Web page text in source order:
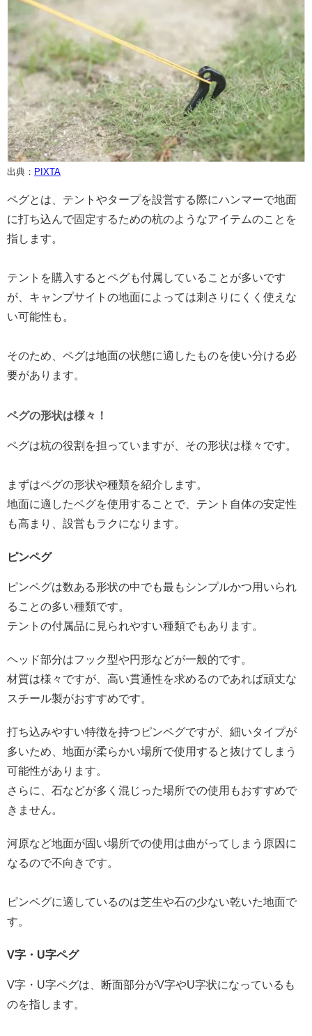
出典： PIXTA
ペグとは、テントやタープを設営する際にハンマーで地面
に打ち込んで固定するための杭のようなアイテムのことを
指します。
テントを購入するとペグも付属していることが多いです
が、キャンプサイトの地面によっては刺さりにくく使えな
い可能性も。
そのため、ペグは地面の状態に適したものを使い分ける必
要があります。
ペグの形状は様々！
ペグは杭の役割を担っていますが、その形状は様々です。
まずはペグの形状や種類を紹介します。
地面に適したペグを使用することで、テント自体の安定性
も高まり、設営もラクになります。
ピンペグ
ピンペグは数ある形状の中でも最もシンプルかつ用いられ
ることの多い種類です。
テントの付属品に見られやすい種類でもあります。
ヘッド部分はフック型や円形などが一般的です。
材質は様々ですが、高い貫通性を求めるのであれば頑丈な
スチール製がおすすめです。
打ち込みやすい特徴を持つピンペグですが、細いタイプが
多いため、地面が柔らかい場所で使用すると抜けてしまう
可能性があります。
さらに、石などが多く混じった場所での使用もおすすめで
きません。
河原など地面が固い場所での使用は曲がってしまう原因に
なるので不向きです。
ピンペグに適しているのは芝生や石の少ない乾いた地面で
す。
V字・U字ペグ
V字・U字ペグは、断面部分がV字やU字状になっているも
のを指します。